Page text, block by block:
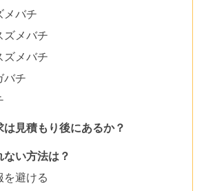
メバチ
ズメバチ
ズメバチ
バチ
見積もり後にあるか？
い方法は？
を避ける